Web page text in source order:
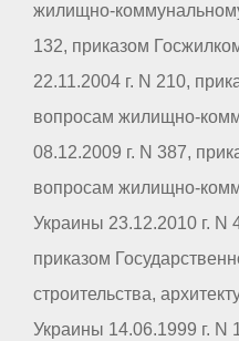
жилищно-
132, приказом
22.11.2004 г. N 210,
вопросам жилищно-
08.12.2009 г. N 387,
вопросам жилищно-
Украины 23.12.2010 г. N
приказом
строительства,
Украины 14.06.1999 г. N